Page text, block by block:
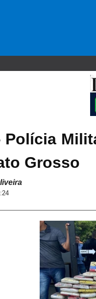
Polícia
Grosso